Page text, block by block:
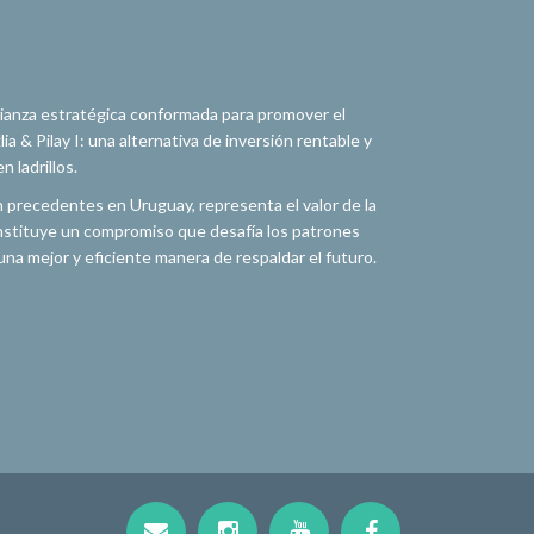
estratégica conformada para promover el
& Pilay I: una alternativa de inversión rentable y
ladrillos.
en Uruguay, representa el valor de la
un compromiso que desafía los patrones
mejor y eficiente manera de respaldar el futuro.